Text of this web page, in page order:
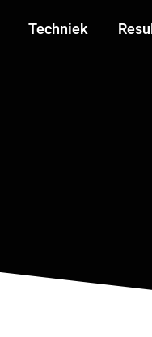
Techniek